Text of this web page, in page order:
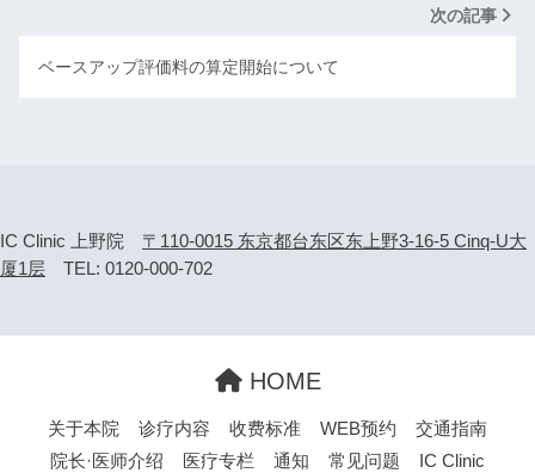
次の記事
ベースアップ評価料の算定開始について
IC Clinic 上野院 〒110-0015 东京都台东区东上野3-16-5 Cinq-U大
厦1层 TEL: 0120-000-702
HOME
关于本院 诊疗内容 收费标准 WEB预约
交通指南
院长·医师介绍
医疗专栏 通知 常见问题
IC Clinic